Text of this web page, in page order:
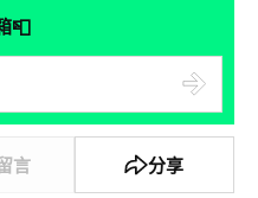
📮
言 分享